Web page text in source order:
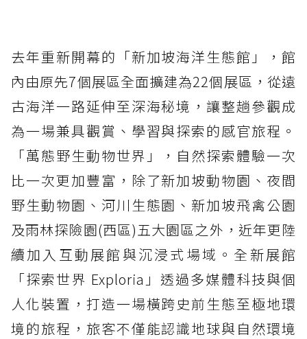
去年重新開幕的「新加坡海洋生態館」，館
內由原先7個展區全面擴建為22個展區，從遠
古海洋一路延伸至深海秘境，讓整趟參觀成
為一場兼具觀賞、學習與探索的感官旅程。
「萬態野生動物世界」，自然探索體驗一次
比一次更加豐富，除了新加坡動物園、夜間
野生動物園、河川生態園、新加坡飛禽公園
及雨林探險園(西區)五大園區之外，近年更陸
續加入互動展館與沉浸式場域。全新展館
「探索世界 Exploria」透過多媒體科技與個
人化裝置，打造一場橫跨史前生態至極地環
境的旅程，旅客不僅能認識地球與自然環境